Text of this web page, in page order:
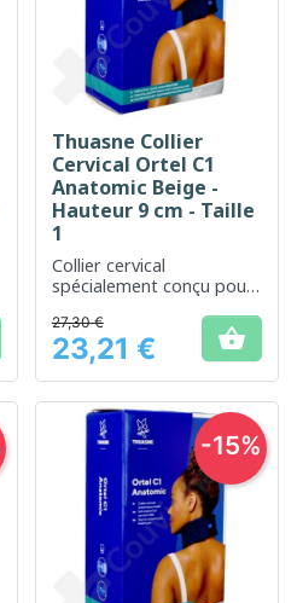
Thuasne Collier
Cervical Ortel C1
Anatomic Beige -
Hauteur 9 cm - Taille
1
Collier cervical
spécialement conçu pour
Prix
27,30 €
23,21 € 
-15%